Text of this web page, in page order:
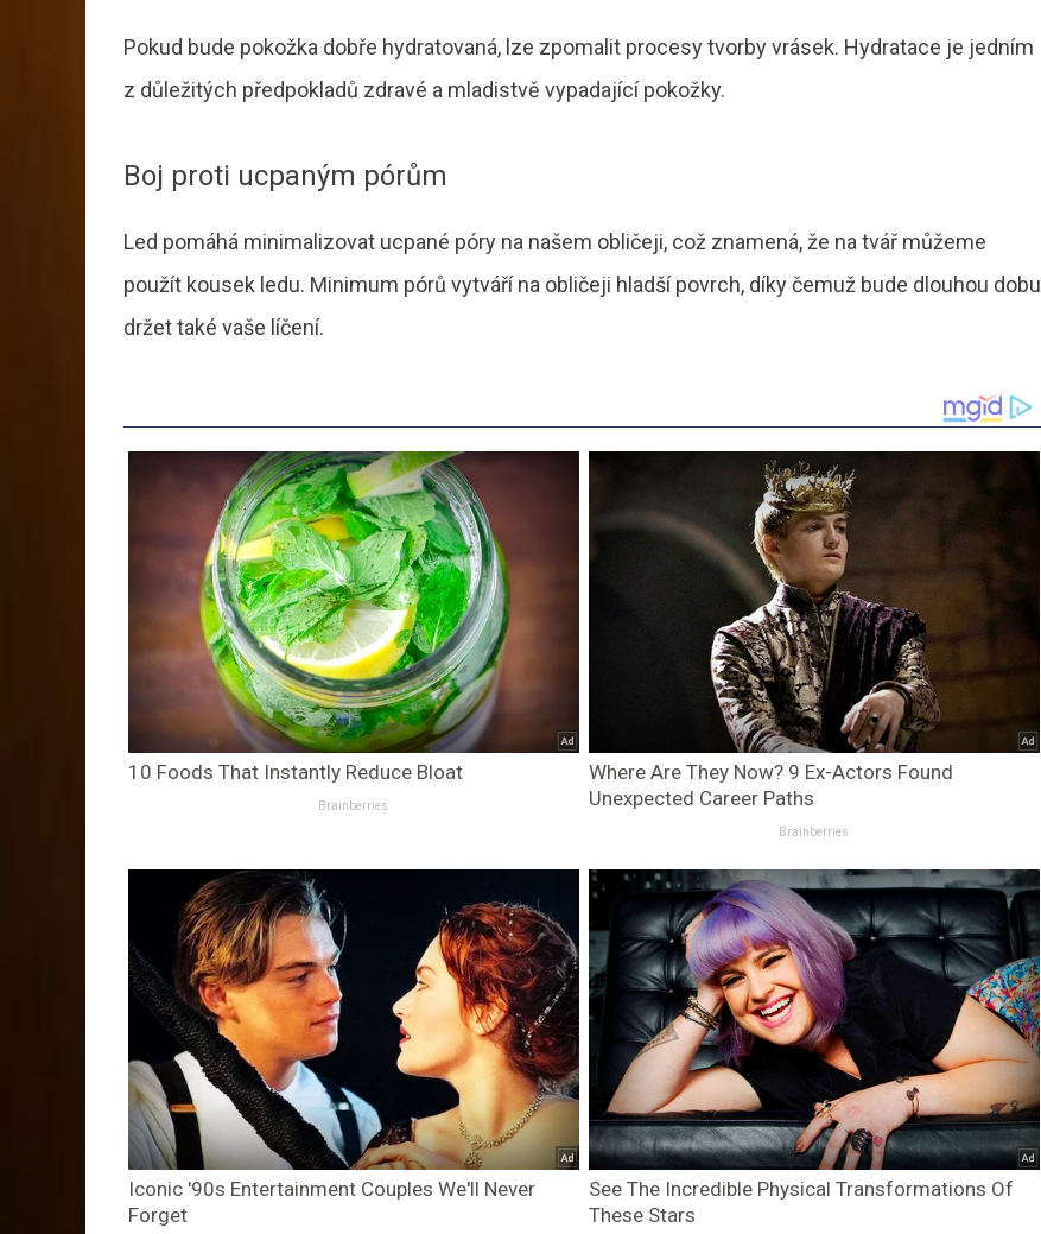
Pokud bude pokožka dobře hydratovaná, lze zpomalit procesy tvorby vrásek. Hydratace je jedním
z důležitých předpokladů zdravé a mladistvě vypadající pokožky.
Boj proti ucpaným pórům
Led pomáhá minimalizovat ucpané póry na našem obličeji, což znamená, že na tvář můžeme
použít kousek ledu. Minimum pórů vytváří na obličeji hladší povrch, díky čemuž bude dlouhou dobu
držet také vaše líčení.
10 Foods That Instantly Reduce Bloat
Brainberries
Where Are They Now? 9 Ex-Actors Found
Unexpected Career Paths
Brainberries
Iconic '90s Entertainment Couples We'll Never
Forget
See The Incredible Physical Transformations Of
These Stars